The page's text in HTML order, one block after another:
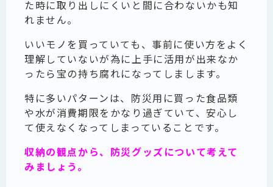
た時に取り出しにくいと間に合わないかも知
れません。
いいモノを買っていても、事前に使い方をよく
理解していないが為に上手に活用が出来なか
ったら宝の持ち腐れになってしまします。
特に多いパターンは、防災用に買った食品類
や水が消費期限をかなり過ぎていて、安心し
て使えなくなってしまっていることです。
収納の観点から、防災グッズについて考えて
みましょう。